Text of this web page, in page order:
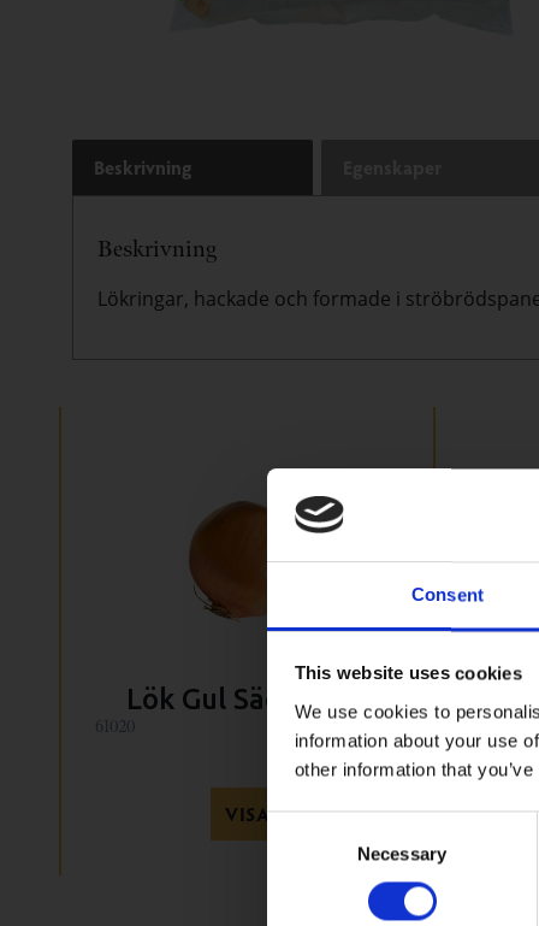
Consent
This website uses cookies
We use cookies to
information about your use
other information that
Consent
Necessary
Beskrivning
Beskrivning
Lökringar, hackade och formade i
Lök Gul Säck 10Kg
61020
VISA